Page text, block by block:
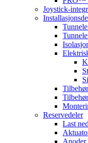
Joystick-
Reservedeler
Last
Anoder